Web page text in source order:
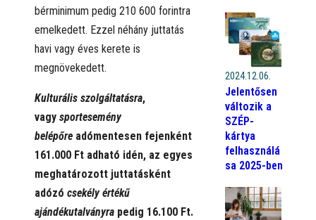
bérminimum pedig 210 600 forintra
emelkedett. Ezzel néhány juttatás
havi vagy éves kerete is
megnövekedett.
Kulturális szolgáltatásra,
vagysportesemény
belépőre adómentesen fejenként
161.000 Ft adható idén, az egyes
meghatározott juttatásként
adózócsekély értékű
ajándékutalványra pedig 16.100 Ft.
2024.12.06.
Jelentősen
változik a
SZÉP-
kártya
felhasználá
sa 2025-ben